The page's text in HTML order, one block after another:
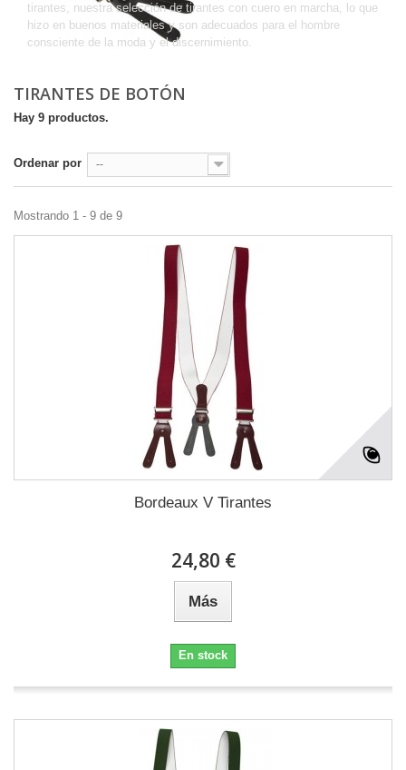
tirantes, nuestra selección de tirantes con cuero en marcha, lo que
hizo en buenos materiales y son adecuados para el hombre
consciente de la moda y el discernimiento.
TIRANTES DE BOTÓN
Hay 9 productos.
Ordenar por --
Mostrando 1 - 9 de 9
Bordeaux V Tirantes
24,80 €
Más
En stock